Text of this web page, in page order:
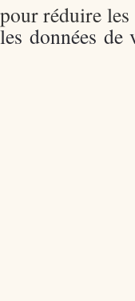
réduire
données de